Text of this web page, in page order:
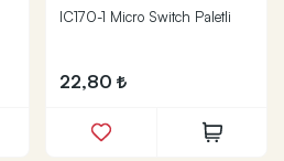
IC170-1 Micro Switch Paletli
22,80